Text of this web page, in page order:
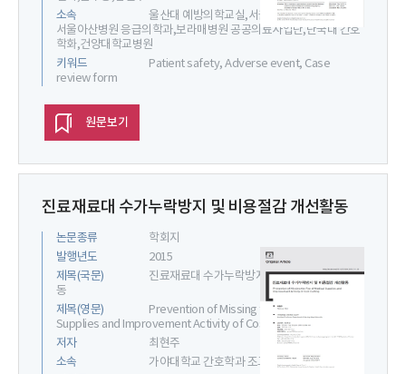
소속
울산대 예방의학교실,서울대 의료관리연구소,
서울아산병원 응급의학과,보라매병원 공공의료사업단,단국대 간호
학화,건양대학교병원
키워드
Patient safety, Adverse event, Case
review form
원문보기
진료재료대 수가누락방지 및 비용절감 개선활동
논문종류
학회지
발행년도
2015
제목(국문)
진료재료대 수가누락방지 및 비용절감 개선활
동
제목(영문)
Prevention of Missing the Fee of Medical
Supplies and Improvement Activity of Cost Cutting
저자
최현주
소속
가야대학교 간호학과 조교수